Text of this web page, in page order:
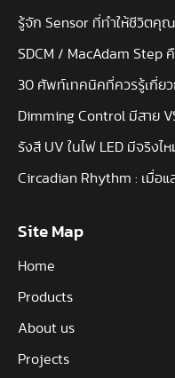
รู้จัก Sensor ที่ทำให้ชีวิตคุ
SDCM / MacAdam Step คื
30 ศัพท์เทคนิคที่ควรรู้เกี่ยว
Dimming Control มีสาย
รังสี UV ในไฟ LED มีจริงไห
Circadian Rhythm : เมื่อแ
Site Map
Home
Products
About us
Projects